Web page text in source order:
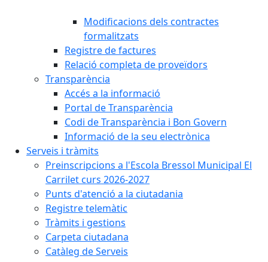
Modificacions dels contractes
formalitzats
Registre de factures
Relació completa de proveïdors
Transparència
Accés a la informació
Portal de Transparència
Codi de Transparència i Bon Govern
Informació de la seu electrònica
Serveis i tràmits
Preinscripcions a l'Escola Bressol Municipal El
Carrilet curs 2026-2027
Punts d'atenció a la ciutadania
Registre telemàtic
Tràmits i gestions
Carpeta ciutadana
Catàleg de Serveis